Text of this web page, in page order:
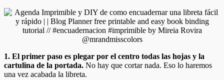
1. El primer paso es plegar por el centro todas las hojas y la
cartulina de la portada. No hay que cortar nada. Eso lo haremos
una vez acabada la libreta.